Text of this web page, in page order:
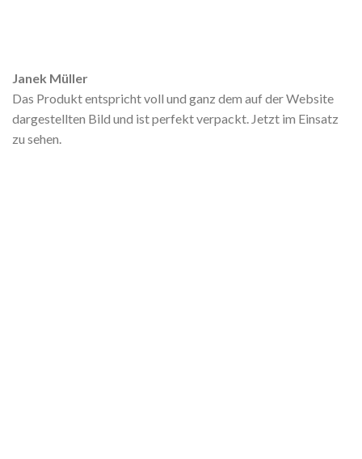
Janek Müller
Das Produkt entspricht voll und ganz dem auf der Website
dargestellten Bild und ist perfekt verpackt. Jetzt im Einsatz
zu sehen.